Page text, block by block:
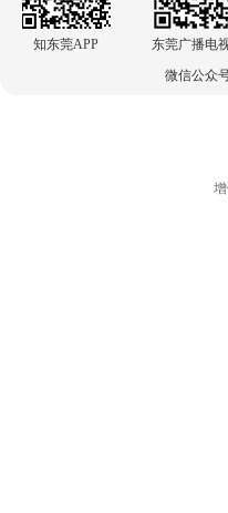
知东莞APP
东莞广播电
微信公众